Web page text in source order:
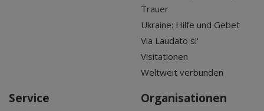
Trauer
Ukraine: Hilfe und Gebet
Via Laudato si'
Visitationen
Weltweit verbunden
Service
Organisationen